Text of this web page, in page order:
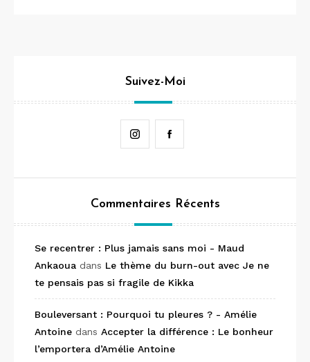
Suivez-Moi
Instagram
Commentaires Récents
Se recentrer : Plus jamais sans moi - Maud
Ankaoua dans Le thème du burn-out avec Je ne
te pensais pas si fragile de Kikka
Bouleversant : Pourquoi tu pleures ? - Amélie
Antoine dans Accepter la différence : Le bonheur
l’emportera d’Amélie Antoine